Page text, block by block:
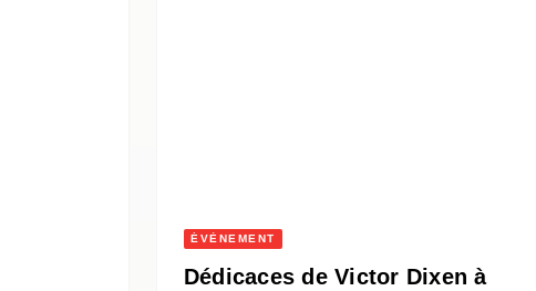
ÉVÈNEMENT
Dédicaces de Victor Dixen à